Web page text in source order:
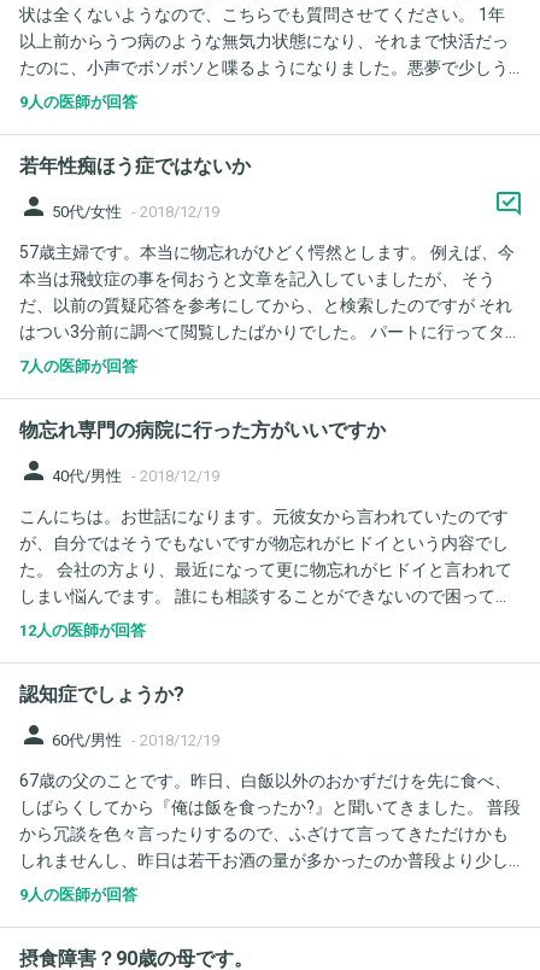
いてしまうのですが。 よろしくお願いします。
状は全くないようなので、こちらでも質問させてください。 1年
以上前からうつ病のような無気力状態になり、それまで快活だっ
たのに、小声でボソボソと喋るようになりました。悪夢で少しう
なされて寝言を言うことや、頻尿や寝汗などの症状はそれ以前か
経内科を受診しました。 受診当初はパーキンソンと診断されてい
ましたが、薬が効かず、半年ほどで急激に悪化。 腰まがり・首下
がっているような状態で、情緒も不安定です。知人や家族に異常
な回数で電話をかけ続けたり(20～30回連続の着信など)、不安に
駆られるのか父に対して子どもの後追いのような行動をしたり、
夜中に目覚めると怖いと言って家族を起こしたりします。昔の母
からは考えられないことですが、すぐに泣き出し、最近は外出先
いじり充電を繰り返すなどの行動もあります。 しかし、レビーの
特徴的な症状と言われる幻視は全くないようです。 画像検査など
認知症」というケースはあるのでしょうか？ おそらく症状と画像
での脳萎縮の状態から、念のためにハンチントンの血液検査も行
うようなのですが、身内にハンチントンの者はいません。幻視が
なくてもレビーの可能性が高いのか、他に疑われる病気はないの
か、ご意見をお聞かせください。
9人の医師が回答
若年性痴ほう症ではないか
person 50代/女性 - 2018/12/19
57歳主婦です。本当に物忘れがひどく愕然とします。 例えば、今
本当は飛蚊症の事を伺おうと文章を記入していましたが、 そう
だ、以前の質疑応答を参考にしてから、と検索したのですが それ
はつい3分前に調べて閲覧したばかりでした。 パートに行ってタ
イムカードを押しても、次の瞬間、記憶がなくなり 押したかどう
か、病院に行っても埒が明かない気がします。 ご助言お願いしま
す。
7人の医師が回答
物忘れ専門の病院に行った方がいいですか
person 40代/男性 - 2018/12/19
こんにちは。お世話になります。元彼女から言われていたのです
が、自分ではそうでもないですが物忘れがヒドイという内容でし
た。 会社の方より、最近になって更に物忘れがヒドイと言われて
しまい悩んでます。 誰にも相談することができないので困ってし
まいました。 どうしたらいいですか？具体的に良くなる方法はあ
12人の医師が回答
認知症でしょうか?
person 60代/男性 - 2018/12/19
67歳の父のことです。昨日、白飯以外のおかずだけを先に食べ、
しばらくしてから『俺は飯を食ったか?』と聞いてきました。 普段
から冗談を色々言ったりするので、ふざけて言ってきただけかも
しれませんし、昨日は若干お酒の量が多かったのか普段より少し
上機嫌だったような気もします。なのでお酒の影響もあるのかも
9人の医師が回答
摂食障害？90歳の母です。